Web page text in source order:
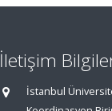
İletişim
İstanbul